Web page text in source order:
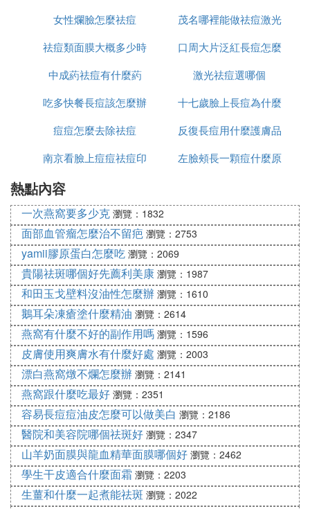
嫩，潔凈光滑富有彈性，充滿美感。
配方2：皮膚乾燥瘙癢者
白醋：甘油4:1混合，趁洗臉或洗澡後毛孔打開，皮
膚未乾時，塗於皮膚上，有很好的效果。
白醋+甘油+一兩黃芪，這個配方很保濕，有一點粘，
因此使用後可以不用塗護膚霜，此配方適合晚上使
用。
配方4：妖精的配方
白醋：甘油：純水=1:2:4，夏天白醋多點，冬天甘油
多點。如果甘油放太多會很粘，之後如果用了面霜就
會粘在一起，因此比較推崇白醋多一點的方法，但是
如果覺得醋味太大，那就加些純水吧!
2.嫩膚去痘
配方1：白醋+純水
白醋：純水=1:3配好，每天早晚洗過臉後，用手掌輕
輕地將白醋拍在臉上，堅持一個星期，就有了效果，
皮膚很細膩，不怎麼長痘痘了，痘痘疤也淡了，皮膚
不出油，毛孔也縮小了。
因
女性爛臉怎麼祛痘
茂名哪裡能做祛痘激光
祛痘類面膜大概多少時
間用一次
口周大片泛紅長痘怎麼
辦
中成葯祛痘有什麼葯
激光祛痘選哪個
吃多快餐長痘該怎麼辦
十七歲臉上長痘為什麼
痘痘怎麼去除祛痘
反復長痘用什麼護膚品
祛痘
南京看臉上痘痘祛痘印
左臉頰長一顆痘什麼原
熱點內容
一次燕窩要多少克 瀏覽：1832
面部血管瘤怎麼治不留疤 瀏覽：2753
yamii膠原蛋白怎麼吃 瀏覽：2069
貴陽祛斑哪個好先薦利美康 瀏覽：1987
和田玉戈壁料沒油性怎麼辦 瀏覽：1610
鵝耳朵凍瘡塗什麼精油 瀏覽：2614
燕窩有什麼不好的副作用嗎 瀏覽：1596
皮膚使用爽膚水有什麼好處 瀏覽：2003
漂白燕窩燉不爛怎麼辦 瀏覽：2141
燕窩跟什麼吃最好 瀏覽：2351
容易長痘痘油皮怎麼可以做美白 瀏覽：2186
醫院和美容院哪個祛斑好 瀏覽：2347
山羊奶面膜與龍血精華面膜哪個好 瀏覽：2462
學生干皮適合什麼面霜 瀏覽：2203
生薑和什麼一起煮能祛斑 瀏覽：2022